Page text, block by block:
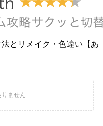
とリメイク・色違い【あ